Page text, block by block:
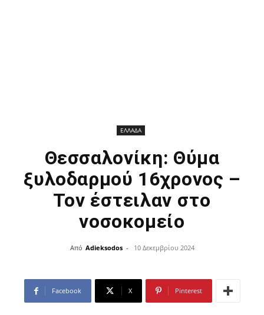
ΕΛΛΑΔΑ
Θεσσαλονίκη: Θύμα
ξυλοδαρμού 16χρονος –
Τον έστειλαν στο
νοσοκομείο
Από Adieksodos - 10 Δεκεμβρίου 2024
Facebook X Pinterest